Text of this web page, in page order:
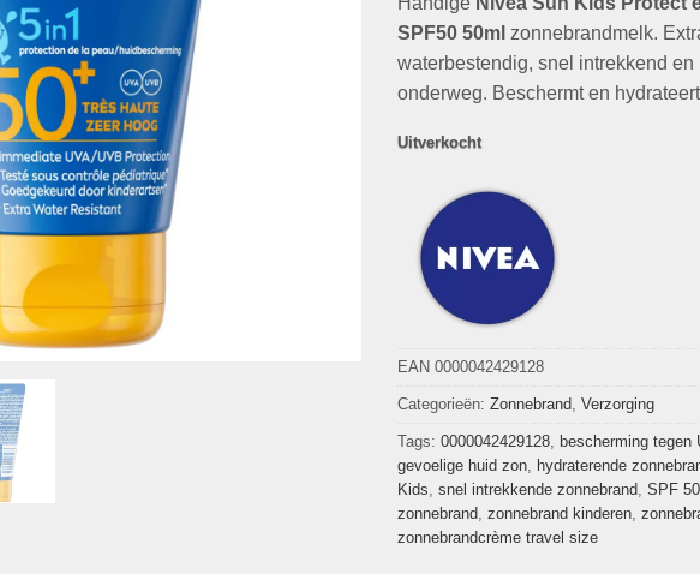
was:
€7,19.
is:
€2,99.
SPF50 50ml zonnebrandmelk.
waterbestendig, snel intrekkend en
onderweg. Beschermt en
Uitverkocht
EAN 0000042429128
Categorieën: Zonnebrand, Verzorging
Tags: 0000042429128, bescherming tegen
gevoelige huid zon, hydraterende
Kids snel intrekkende zonnebrand, SPF 50,
zonnebrand, zonnebrand kinderen,
zonnebrandcrème travel size